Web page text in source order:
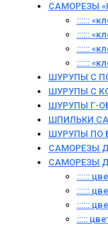
САМОРЕЗЫ
::::::
::::::
::::::
::::::
ШУРУПЫ С
ШУРУПЫ С
ШУРУПЫ Г-
ШПИЛЬКИ
ШУРУПЫ ПО
САМОРЕЗЫ
САМОРЕЗЫ
::::::
::::::
::::::
:::::